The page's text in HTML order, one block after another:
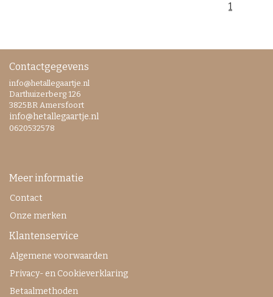
1
Contactgegevens
info@hetallegaartje.nl
Darthuizerberg 126
3825BR Amersfoort
info@hetallegaartje.nl
0620532578
Meer informatie
Contact
Onze merken
Klantenservice
Algemene voorwaarden
Privacy- en Cookieverklaring
Betaalmethoden